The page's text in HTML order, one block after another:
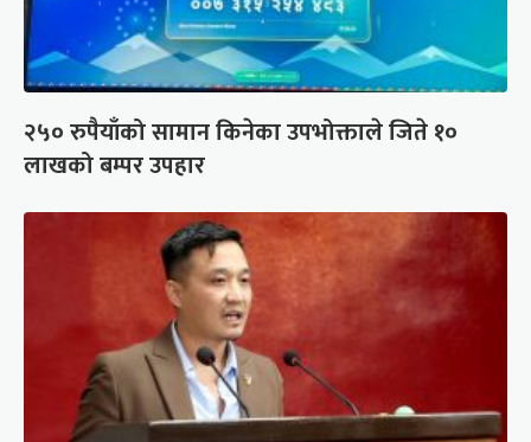
२५० रुपैयाँको सामान किनेका उपभोक्ताले जिते १०
लाखको बम्पर उपहार